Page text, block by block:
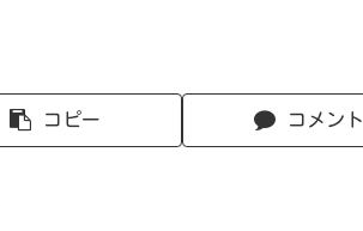
コピー コメント